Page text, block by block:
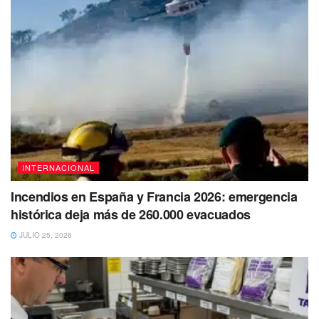
Por su parte, el gobierno británico anunció que la filial de
SVB en ese país fue vendida a HSBC, que precisó haberla
El gobierno de los Estados Unidos lanza
seria amenaza contra narcos mexicanos
Tras los hechos ocurridos en Matamoros donde cuatro
ciudadanos norteamericanos fueron secuestrados y dos de
INTERNACIONAL
Incendios en España y Francia 2026: emergencia
histórica deja más de 260.000 evacuados
JULIO 25, 2026